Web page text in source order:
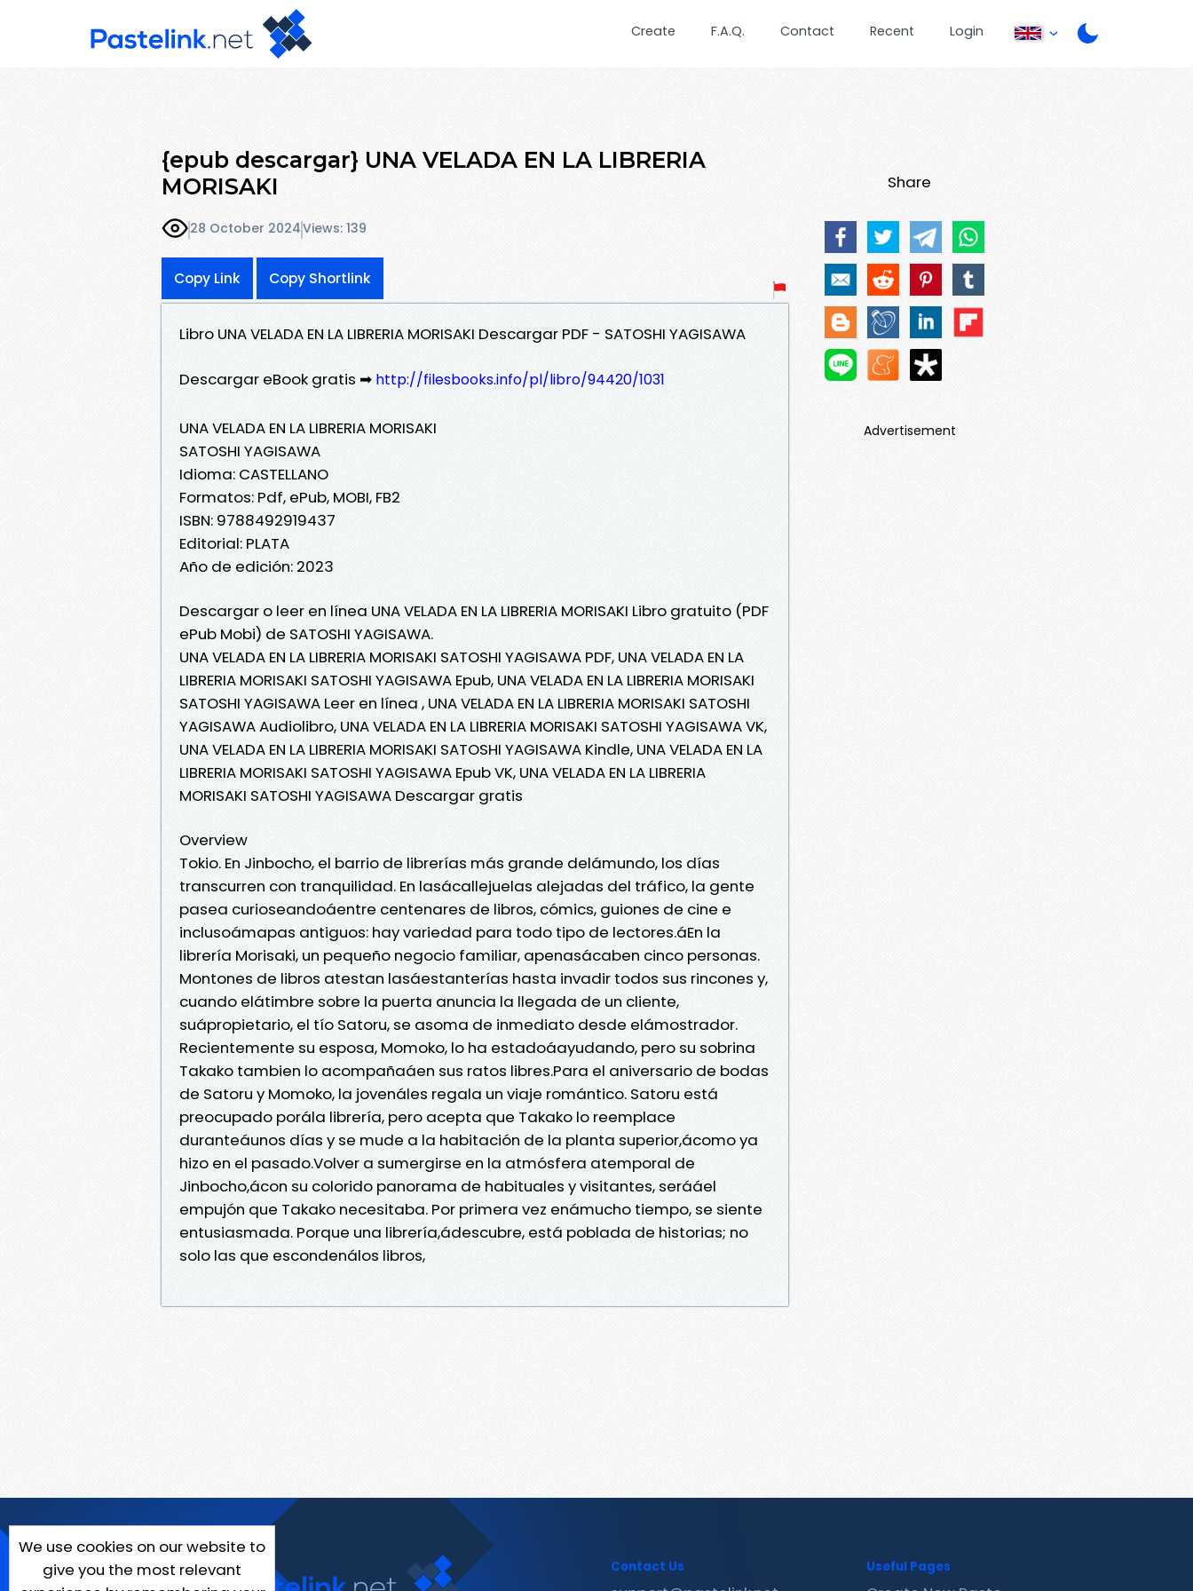
Create F.A.Q. Contact Recent Login
{epub descargar} UNA VELADA EN LA LIBRERIA
MORISAKI
28 October 2024Views: 139
Copy Link Copy Shortlink
Libro UNA VELADA EN LA LIBRERIA MORISAKI Descargar PDF - SATOSHI YAGISAWA
Descargar eBook gratis ➡ http://filesbooks.info/pl/libro/94420/1031
UNA VELADA EN LA LIBRERIA MORISAKI
SATOSHI YAGISAWA
Idioma: CASTELLANO
Formatos: Pdf, ePub, MOBI, FB2
ISBN: 9788492919437
Editorial: PLATA
Año de edición: 2023
Descargar o leer en línea UNA VELADA EN LA LIBRERIA MORISAKI Libro gratuito (PDF
ePub Mobi) de SATOSHI YAGISAWA.
UNA VELADA EN LA LIBRERIA MORISAKI SATOSHI YAGISAWA PDF, UNA VELADA EN LA
LIBRERIA MORISAKI SATOSHI YAGISAWA Epub, UNA VELADA EN LA LIBRERIA MORISAKI
SATOSHI YAGISAWA Leer en línea , UNA VELADA EN LA LIBRERIA MORISAKI SATOSHI
YAGISAWA Audiolibro, UNA VELADA EN LA LIBRERIA MORISAKI SATOSHI YAGISAWA VK,
UNA VELADA EN LA LIBRERIA MORISAKI SATOSHI YAGISAWA Kindle, UNA VELADA EN LA
LIBRERIA MORISAKI SATOSHI YAGISAWA Epub VK, UNA VELADA EN LA LIBRERIA
MORISAKI SATOSHI YAGISAWA Descargar gratis
Overview
Tokio. En Jinbocho, el barrio de librerías más grande delámundo, los días
transcurren con tranquilidad. En lasácallejuelas alejadas del tráfico, la gente
pasea curioseandoáentre centenares de libros, cómics, guiones de cine e
inclusoámapas antiguos: hay variedad para todo tipo de lectores.áEn la
librería Morisaki, un pequeño negocio familiar, apenasácaben cinco personas.
Montones de libros atestan lasáestanterías hasta invadir todos sus rincones y,
cuando elátimbre sobre la puerta anuncia la llegada de un cliente,
suápropietario, el tío Satoru, se asoma de inmediato desde elámostrador.
Recientemente su esposa, Momoko, lo ha estadoáayudando, pero su sobrina
Takako tambien lo acompañaáen sus ratos libres.Para el aniversario de bodas
de Satoru y Momoko, la jovenáles regala un viaje romántico. Satoru está
preocupado porála librería, pero acepta que Takako lo reemplace
duranteáunos días y se mude a la habitación de la planta superior,ácomo ya
hizo en el pasado.Volver a sumergirse en la atmósfera atemporal de
Jinbocho,ácon su colorido panorama de habituales y visitantes, serááel
empujón que Takako necesitaba. Por primera vez enámucho tiempo, se siente
entusiasmada. Porque una librería,ádescubre, está poblada de historias; no
solo las que escondenálos libros,
Share
Advertisement
We use cookies on our website to
give you the most relevant
Contact Us Useful Pages